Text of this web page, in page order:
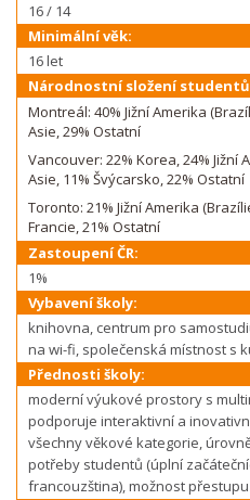
16 / 14
Minimální věk:
16 let
Národnostní složení
Montreál: 40% Jižní Amerika
Asie, 29% Ostatní
Vancouver: 22% Korea, 24% Jižní
Asie, 11% Švýcarsko, 22% Ostatní
Toronto: 21% Jižní Amerika
Francie, 21% Ostatní
Zastoupení ČR:
1%
Vybavení školy:
knihovna, centrum pro
na wi-fi, společenská místnost s
Přednosti školy:
moderní výukové prostory s
podporuje interaktivní a
všechny věkové kategorie,
potřeby studentů (úplní
francouzština), možnost